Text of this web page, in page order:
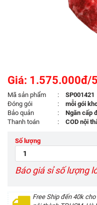
Giá: 1.575.000đ/
Mã sản phẩm :
SP001421
Đóng gói
:
mỗi gói
Bảo quản
:
Ngăn cấp
Thanh toán
: COD nội
Số lượng
Báo giá sỉ số lượng
Free Ship đến 40k